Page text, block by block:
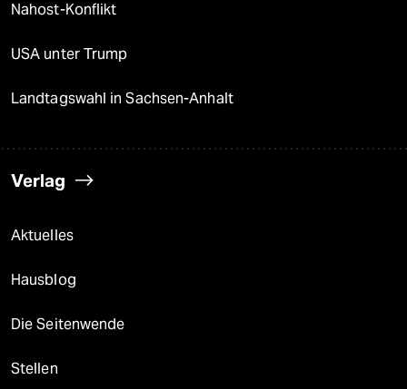
Nahost-Konflikt
USA unter Trump
Landtagswahl in Sachsen-Anhalt
Verlag
Aktuelles
Hausblog
Die Seitenwende
Stellen